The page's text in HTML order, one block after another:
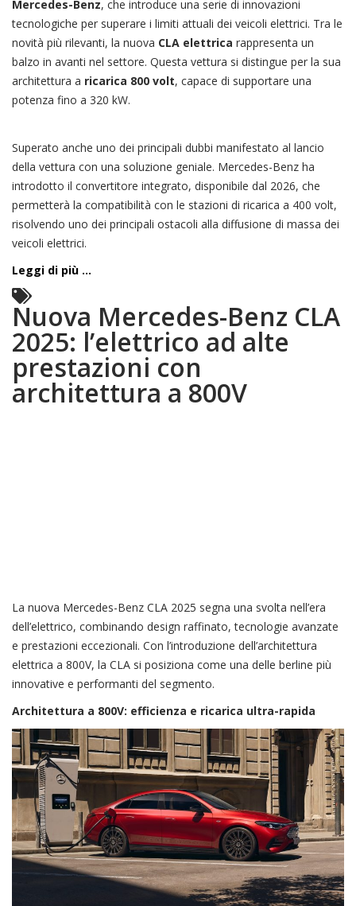
Mercedes-Benz, che introduce una serie di innovazioni
tecnologiche per superare i limiti attuali dei veicoli elettrici. Tra le
novità più rilevanti, la nuova CLA elettrica rappresenta un
balzo in avanti nel settore. Questa vettura si distingue per la sua
architettura a ricarica 800 volt, capace di supportare una
potenza fino a 320 kW.
Superato anche uno dei principali dubbi manifestato al lancio
della vettura con una soluzione geniale. Mercedes-Benz ha
introdotto il convertitore integrato, disponibile dal 2026, che
permetterà la compatibilità con le stazioni di ricarica a 400 volt,
risolvendo uno dei principali ostacoli alla diffusione di massa dei
veicoli elettrici.
Leggi di più ...
Nuova Mercedes-Benz CLA
2025: l’elettrico ad alte
prestazioni con
architettura a 800V
La nuova Mercedes-Benz CLA 2025 segna una svolta nell’era
dell’elettrico, combinando design raffinato, tecnologie avanzate
e prestazioni eccezionali. Con l’introduzione dell’architettura
elettrica a 800V, la CLA si posiziona come una delle berline più
innovative e performanti del segmento.
Architettura a 800V: efficienza e ricarica ultra-rapida